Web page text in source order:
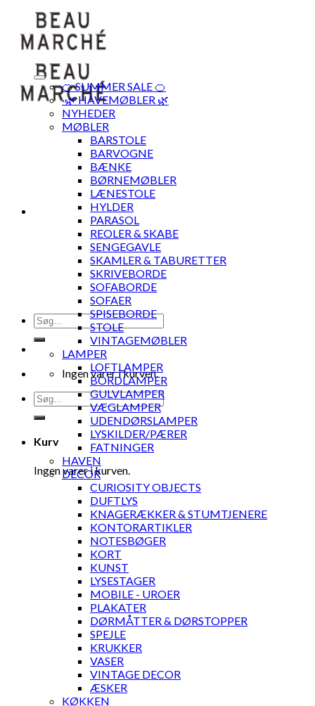
content
Søg
efter:
Ingen varer i kurven.
Søg
efter:
Kurv
Ingen varer i kurven.
🍊 SUMMER SALE 🍊
·🌿 HAVEMØBLER 🌿
NYHEDER
MØBLER
BARSTOLE
BARVOGNE
BÆNKE
BØRNEMØBLER
LÆNESTOLE
HYLDER
PARASOL
REOLER & SKABE
SENGEGAVLE
SKAMLER & TABURETTER
SKRIVEBORDE
SOFABORDE
SOFAER
SPISEBORDE
STOLE
VINTAGEMØBLER
LAMPER
LOFTLAMPER
BORDLAMPER
GULVLAMPER
VÆGLAMPER
UDENDØRSLAMPER
LYSKILDER/PÆRER
FATNINGER
HAVEN
DECOR
CURIOSITY OBJECTS
DUFTLYS
KNAGERÆKKER & STUMTJENERE
KONTORARTIKLER
NOTESBØGER
KORT
KUNST
LYSESTAGER
MOBILE - UROER
PLAKATER
DØRMÅTTER & DØRSTOPPER
SPEJLE
KRUKKER
VASER
VINTAGE DECOR
ÆSKER
KØKKEN